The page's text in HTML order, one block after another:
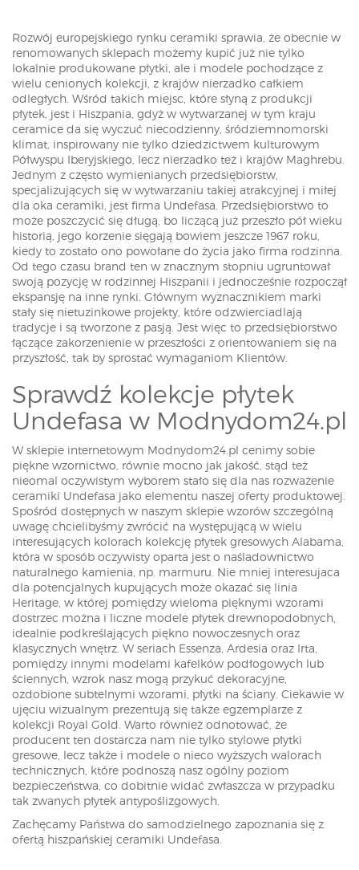
Rozwój europejskiego rynku ceramiki sprawia, że obecnie w
renomowanych sklepach możemy kupić już nie tylko
lokalnie produkowane płytki, ale i modele pochodzące z
wielu cenionych kolekcji, z krajów nierzadko całkiem
odległych. Wśród takich miejsc, które słyną z produkcji
płytek, jest i Hiszpania, gdyż w wytwarzanej w tym kraju
ceramice da się wyczuć niecodzienny, śródziemnomorski
klimat, inspirowany nie tylko dziedzictwem kulturowym
Półwyspu Iberyjskiego, lecz nierzadko też i krajów Maghrebu.
Jednym z często wymienianych przedsiębiorstw,
specjalizujących się w wytwarzaniu takiej atrakcyjnej i miłej
dla oka ceramiki, jest firma Undefasa. Przedsiębiorstwo to
może poszczycić się długą, bo liczącą już przeszło pół wieku
historią, jego korzenie sięgają bowiem jeszcze 1967 roku,
kiedy to zostało ono powołane do życia jako firma rodzinna.
Od tego czasu brand ten w znacznym stopniu ugruntował
swoją pozycję w rodzinnej Hiszpanii i jednocześnie rozpoczął
ekspansję na inne rynki. Głównym wyznacznikiem marki
stały się nietuzinkowe projekty, które odzwierciadlają
tradycje i są tworzone z pasją. Jest więc to przedsiębiorstwo
łączące zakorzenienie w przeszłości z orientowaniem się na
przyszłość, tak by sprostać wymaganiom Klientów.
Sprawdź kolekcje płytek
Undefasa w Modnydom24.pl
W sklepie internetowym Modnydom24.pl cenimy sobie
piękne wzornictwo, równie mocno jak jakość, stąd też
nieomal oczywistym wyborem stało się dla nas rozważenie
ceramiki Undefasa jako elementu naszej oferty produktowej.
Spośród dostępnych w naszym sklepie wzorów szczególną
uwagę chcielibyśmy zwrócić na występującą w wielu
interesujących kolorach kolekcję płytek gresowych Alabama,
która w sposób oczywisty oparta jest o naśladownictwo
naturalnego kamienia, np. marmuru. Nie mniej interesujaca
dla potencjalnych kupujących może okazać się linia
Heritage, w której pomiędzy wieloma pięknymi wzorami
dostrzec można i liczne modele płytek drewnopodobnych,
idealnie podkreślających piękno nowoczesnych oraz
klasycznych wnętrz. W seriach Essenza, Ardesia oraz Irta,
pomiędzy innymi modelami kafelków podłogowych lub
ściennych, wzrok nasz mogą przykuć dekoracyjne,
ozdobione subtelnymi wzorami, płytki na ściany. Ciekawie w
ujęciu wizualnym prezentują się także egzemplarze z
kolekcji Royal Gold. Warto również odnotować, że
producent ten dostarcza nam nie tylko stylowe płytki
gresowe, lecz także i modele o nieco wyższych walorach
technicznych, które podnoszą nasz ogólny poziom
bezpieczeństwa, co dobitnie widać zwłaszcza w przypadku
tak zwanych płytek antypoślizgowych.
Zachęcamy Państwa do samodzielnego zapoznania się z
ofertą hiszpańskiej ceramiki Undefasa.